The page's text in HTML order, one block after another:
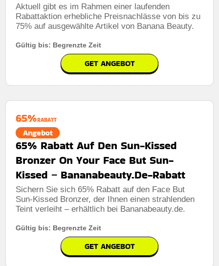
Aktuell gibt es im Rahmen einer laufenden
Rabattaktion erhebliche Preisnachlässe von bis zu
75% auf ausgewählte Artikel von Banana Beauty.
Gültig bis: Begrenzte Zeit
GET ANGEBOT
65%RABATT
Angebot
65% Rabatt Auf Den Sun-Kissed
Bronzer On Your Face But Sun-
Kissed – Bananabeauty.De-Rabatt
Sichern Sie sich 65% Rabatt auf den Face But
Sun-Kissed Bronzer, der Ihnen einen strahlenden
Teint verleiht – erhältlich bei Bananabeauty.de.
Gültig bis: Begrenzte Zeit
GET ANGEBOT